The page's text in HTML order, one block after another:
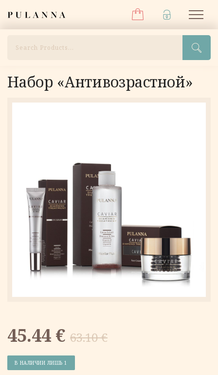
Меню
Набор «Антивозрастной»
63.10€
Первоначальная
цена
45.44 €
Текущая
цена:
В НАЛИЧИИ ЛИШЬ 1